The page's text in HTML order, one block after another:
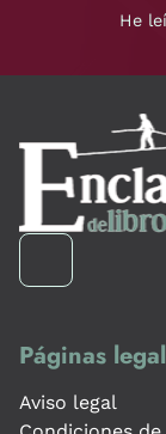
He
Páginas
Aviso legal